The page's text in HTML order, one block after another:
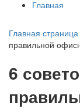
Главная
Главная страница
правильной
6